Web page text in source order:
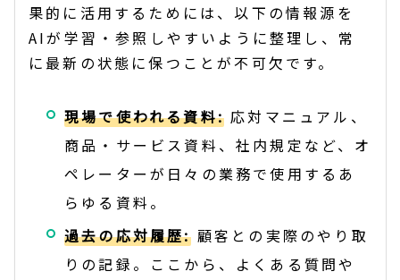
果的に活用するためには、以下の情報源を
AIが学習・参照しやすいように整理し、常
に最新の状態に保つことが不可欠です。
現場で使われる資料: 応対マニュアル、
商品・サービス資料、社内規定など、オ
ペレーターが日々の業務で使用するあ
らゆる資料。
過去の応対履歴:顧客との実際のやり取
りの記録。ここから、よくある質問や